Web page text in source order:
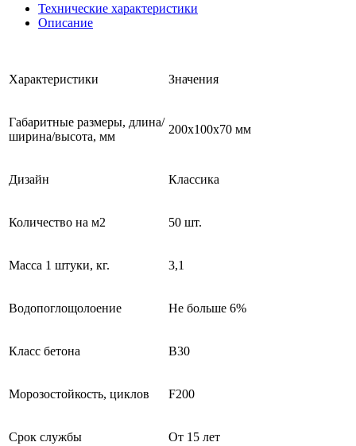
Технические характеристики
Описание
Характеристики Значения
Габаритные размеры, длина/
ширина/высота, мм
200х100х70 мм
Дизайн Классика
Количество на м2 50 шт.
Масса 1 штуки, кг. 3,1
Водопоглощолоение Не больше 6%
Класс бетона В30
Морозостойкость, циклов F200
Срок службы От 15 лет